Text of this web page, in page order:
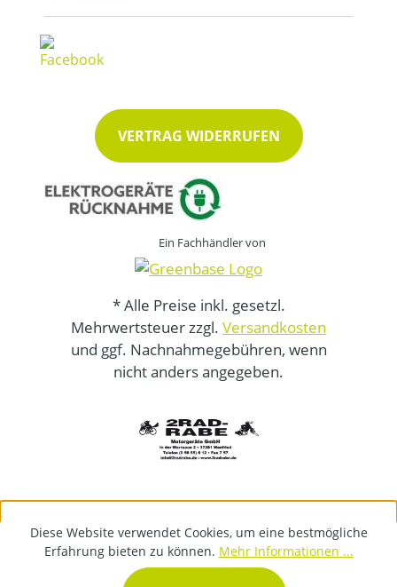
VERTRAG WIDERRUFEN
Ein Fachhändler von
* Alle Preise inkl. gesetzl.
Mehrwertsteuer zzgl. Versandkosten
und ggf. Nachnahmegebühren, wenn
nicht anders angegeben.
Diese Website verwendet Cookies, um eine bestmögliche
Erfahrung bieten zu können. Mehr Informationen ...